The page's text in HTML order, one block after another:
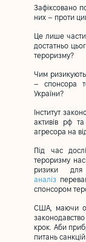
Зафіксовано
них – проти
Це лише
достатньо
тероризму?
Чим
– спонсора
України?
Інститут
активів рф
агресора на
Під час
тероризму
ризики
аналіз
спонсором
США, маючи
крок. Аби
питань